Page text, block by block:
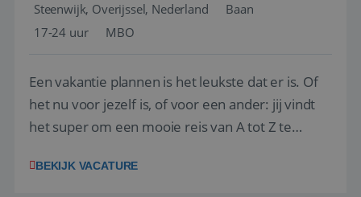
Steenwijk, Overijssel, Nederland
Baan
17-24 uur
MBO
Een vakantie plannen is het leukste dat er is. Of
het nu voor jezelf is, of voor een ander: jij vindt
het super om een mooie reis van A tot Z te
vakantiegangers de meest prachtige plekjes op
BEKIJK VACATURE